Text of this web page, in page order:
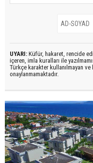
UYARI: Küfür, hakaret, rencide
içeren, imla kuralları ile
Türkçe karakter kullanılmayan
onaylanmamaktadır.